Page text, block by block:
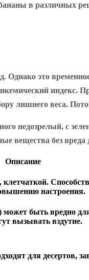
в различных
это
индекс.
лишнего веса.
недозрелый, с
вещества без вреда
Описание
настроения.
быть вредно
вызывать вздутие.
для десертов,